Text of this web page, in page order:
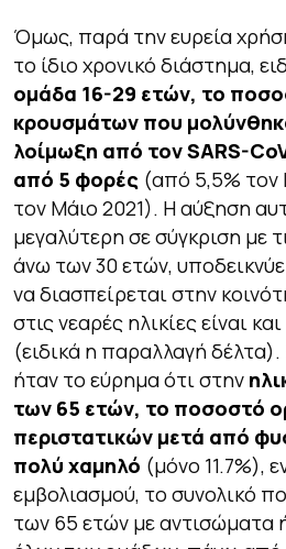
Όμως, παρά την ευρεία
το ίδιο χρονικό διάστημα,
ομάδα 16-29 ετών, το
κρουσμάτων που
λοίμωξη από τον SARS-
από 5 φορές (από 5,5% τον
τον Μάιο 2021). Η αύξηση
μεγαλύτερη σε σύγκριση με
άνω των 30 ετών,
να διασπείρεται στην
στις νεαρές ηλικίες είναι
(ειδικά η παραλλαγή
ήταν το εύρημα ότι στην
των 65 ετών, το ποσοστό
περιστατικών μετά από
πολύ χαμηλό (μόνο 11.7%),
εμβολιασμού, το συνολικό
των 65 ετών με αντισώματα